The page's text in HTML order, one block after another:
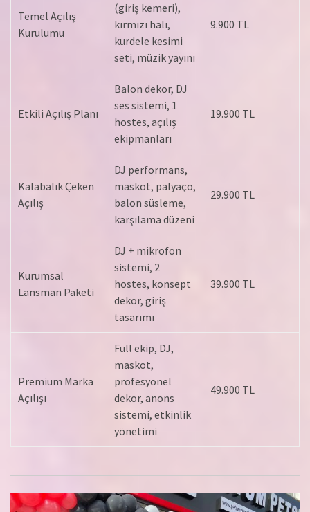
Temel Açılış
Kurulumu
(giriş kemeri),
kırmızı halı,
kurdele kesimi
seti, müzik yayını
9.900 TL
Etkili Açılış Planı
Balon dekor, DJ
ses sistemi, 1
hostes, açılış
ekipmanları
19.900 TL
Kalabalık Çeken
Açılış
DJ performans,
maskot, palyaço,
balon süsleme,
karşılama düzeni
29.900 TL
Kurumsal
Lansman Paketi
DJ + mikrofon
sistemi, 2
hostes, konsept
dekor, giriş
tasarımı
39.900 TL
Premium Marka
Açılışı
Full ekip, DJ,
maskot,
profesyonel
dekor, anons
sistemi, etkinlik
yönetimi
49.900 TL